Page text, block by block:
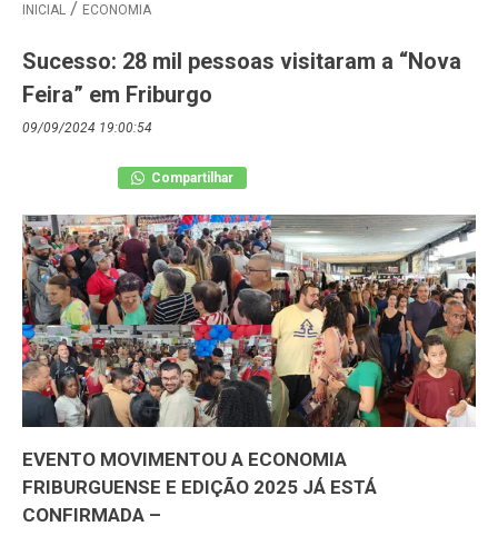
INICIAL ECONOMIA
Sucesso: 28 mil pessoas visitaram a “Nova
Feira” em Friburgo
09/09/2024 19:00:54
Compartilhar
EVENTO MOVIMENTOU A ECONOMIA
FRIBURGUENSE E EDIÇÃO 2025 JÁ ESTÁ
CONFIRMADA –